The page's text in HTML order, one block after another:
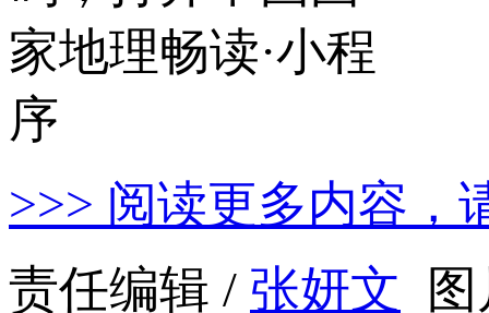
>>> 阅读更多内容，
责任编辑 / 张妍文